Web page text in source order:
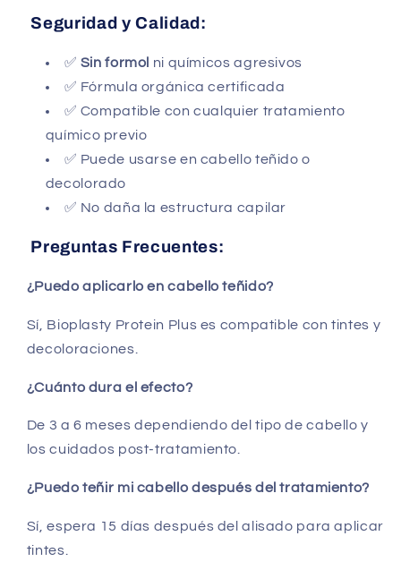
Seguridad y Calidad:
✅ Sin formol ni químicos agresivos
✅ Fórmula orgánica certificada
✅ Compatible con cualquier tratamiento
químico previo
✅ Puede usarse en cabello teñido o
decolorado
✅ No daña la estructura capilar
Preguntas Frecuentes:
¿Puedo aplicarlo en cabello teñido?
Sí, Bioplasty Protein Plus es compatible con tintes y
decoloraciones.
¿Cuánto dura el efecto?
De 3 a 6 meses dependiendo del tipo de cabello y
los cuidados post-tratamiento.
¿Puedo teñir mi cabello después del tratamiento?
Sí, espera 15 días después del alisado para aplicar
tintes.